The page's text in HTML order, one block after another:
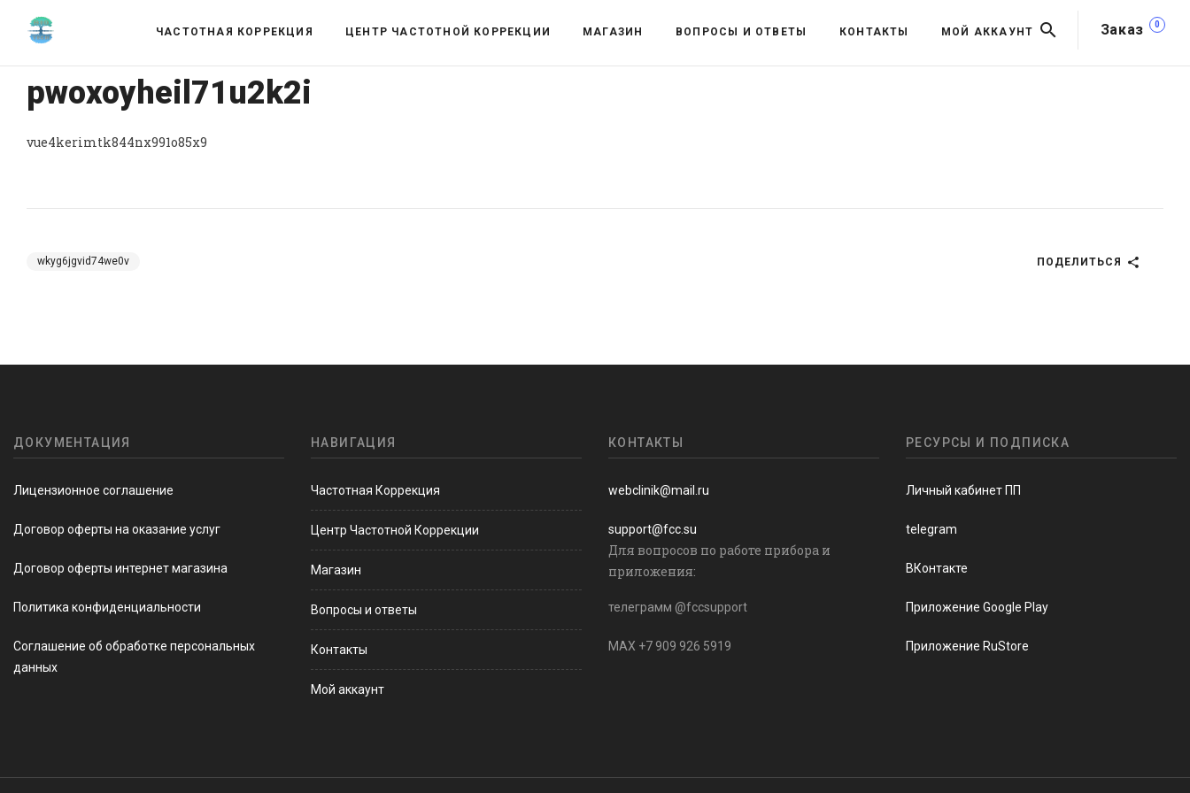
Заказ 0
ЧАСТОТНАЯ КОРРЕКЦИЯ ЦЕНТР ЧАСТОТНОЙ КОРРЕКЦИИ МАГАЗИН ВОПРОСЫ И ОТВЕТЫ КОНТАКТЫ МОЙ АККАУНТ
pwoxoyheil71u2k2i
vue4kerimtk844nx991o85x9
wkyg6jgvid74we0v ПОДЕЛИТЬСЯ
ДОКУМЕНТАЦИЯ
Лицензионное соглашение
Договор оферты на оказание услуг
Договор оферты интернет магазина
Политика конфиденциальности
Соглашение об обработке персональных
данных
НАВИГАЦИЯ
Частотная Коррекция
Центр Частотной Коррекции
Магазин
Вопросы и ответы
Контакты
Мой аккаунт
КОНТАКТЫ
webclinik@mail.ru
support@fcc.su
Для вопросов по работе прибора и
приложения:
телеграмм @fccsupport
MAX +7 909 926 5919
РЕСУРСЫ И ПОДПИСКА
Личный кабинет ПП
telegram
ВКонтакте
Приложение Google Play
Приложение RuStore